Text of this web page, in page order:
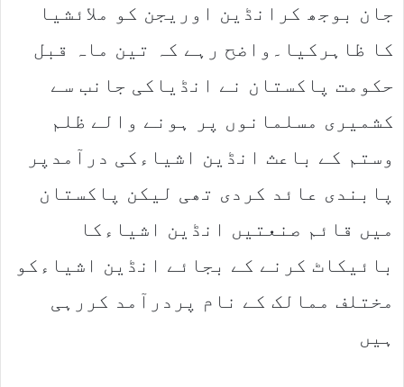
جان بوجھ کرانڈین اوریجن کو ملائشیا
کا ظاہرکیا۔واضح رہے کہ تین ماہ قبل
حکومت پاکستان نے انڈیاکی جانب سے
کشمیری مسلمانوں پر ہونے والے ظلم
وستم کے باعث انڈین اشیاءکی درآمدپر
پابندی عائد کردی تھی لیکن پاکستان
میں قائم صنعتیں انڈین اشیاءکا
بائیکاٹ کرنے کے بجائے انڈین اشیاءکو
مختلف ممالک کے نام پردرآمد کررہی
ہیں